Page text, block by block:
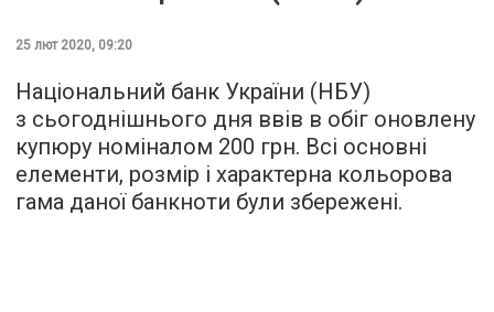
25 лют 2020, 09:20
Національний банк України (НБУ)
з сьогоднішнього дня ввів в обіг оновлену
купюру номіналом 200 грн. Всі основні
елементи, розмір і характерна кольорова
гама даної банкноти були збережені.